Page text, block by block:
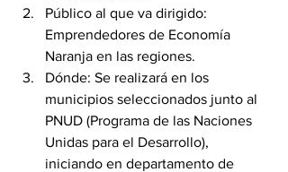
Público al que va dirigido:
Emprendedores de Economía
Naranja en las regiones.
Dónde: Se realizará en los
municipios seleccionados junto al
PNUD (Programa de las Naciones
Unidas para el Desarrollo),
iniciando en departamento de